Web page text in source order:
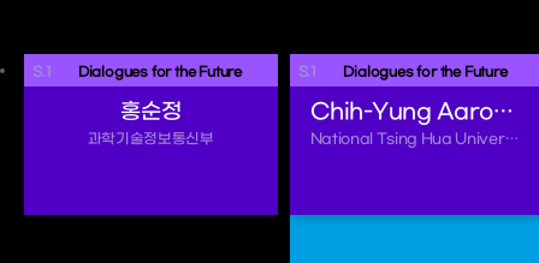
S.1 Dialogues for the Future
홍순정
과학기술정보통신부
S.1 Dialogues for the Future
Chih-Yung Aaron Chiu
National Tsing Hua University, Taiwan